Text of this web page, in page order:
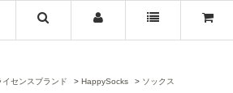
イセンスブランド HappySocks ソックス